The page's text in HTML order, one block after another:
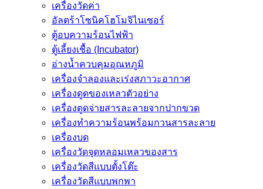
เครื่องวัดค่า
อัลตร้าโซนิคโฮโมจิไนเซอร์
ตู้อบความร้อนไฟฟ้า
ตู้เลี้ยงเชื้อ (Incubator)
อ่างน้ำควบคุมอุณหภูมิ
เครื่องจำลองและเร่งสภาวะอากาศ
เครื่องดูดของเหลวตัวอย่าง
เครื่องดูดจ่ายสารละลายจากปากขวด
เครื่องทำความร้อนพร้อมกวนสารละลาย
เครื่องบด
เครื่องวัดจุดหลอมเหลวของสาร
เครื่องวัดสีแบบตั้งโต๊ะ
เครื่องวัดสีแบบพกพา